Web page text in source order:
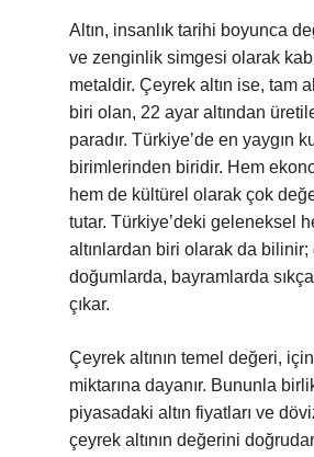
Altın, insanlık tarihi boyunca
ve zenginlik simgesi olarak
metaldir. Çeyrek altın ise, tam
biri olan, 22 ayar altından
paradır. Türkiye’de en yaygın
birimlerinden biridir. Hem
hem de kültürel olarak çok
tutar. Türkiye’deki geleneksel
altınlardan biri olarak da bilinir;
doğumlarda, bayramlarda sıkça
çıkar.
Çeyrek altının temel değeri,
miktarına dayanır. Bununla
piyasadaki altın fiyatları ve
çeyrek altının değerini